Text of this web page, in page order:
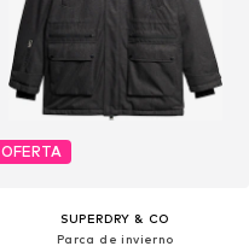
OFERTA
SUPERDRY & CO
Parca de invierno